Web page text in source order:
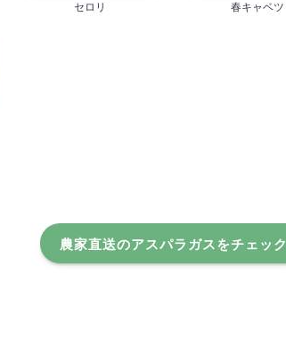
セロリ 春キャベツ
農家直送のアスパラガスをチェック